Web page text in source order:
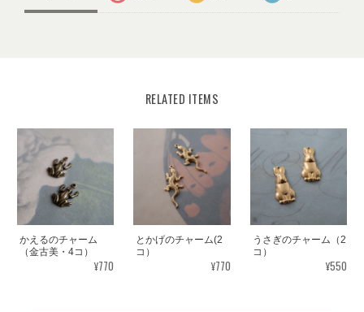
RELATED ITEMS
かえるのチャーム
（金古美・4コ）
¥770
とかげのチャーム(2
コ）
¥770
うさぎのチャーム（2
コ）
¥550